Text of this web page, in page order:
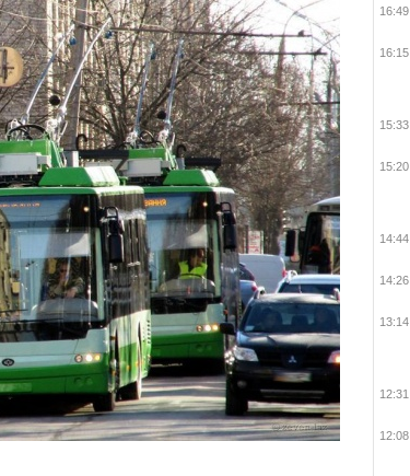
16:49
16:15
15:33
15:20
14:44
14:26
13:14
12:31
12:08